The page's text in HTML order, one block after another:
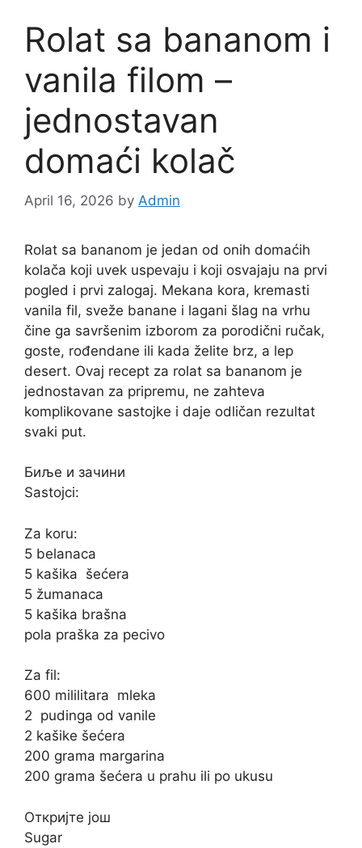
Rolat sa bananom i
vanila filom –
jednostavan
domaći kolač
April 16, 2026 by Admin
Rolat sa bananom je jedan od onih domaćih
kolača koji uvek uspevaju i koji osvajaju na prvi
pogled i prvi zalogaj. Mekana kora, kremasti
vanila fil, sveže banane i lagani šlag na vrhu
čine ga savršenim izborom za porodični ručak,
goste, rođendane ili kada želite brz, a lep
desert. Ovaj recept za rolat sa bananom je
jednostavan za pripremu, ne zahteva
komplikovane sastojke i daje odličan rezultat
svaki put.
Биље и зачини
Sastojci:
Za koru:
5 belanaca
5 kašika šećera
5 žumanaca
5 kašika brašna
pola praška za pecivo
Za fil:
600 mililitara mleka
2 pudinga od vanile
2 kašike šećera
200 grama margarina
200 grama šećera u prahu ili po ukusu
Откријте још
Sugar